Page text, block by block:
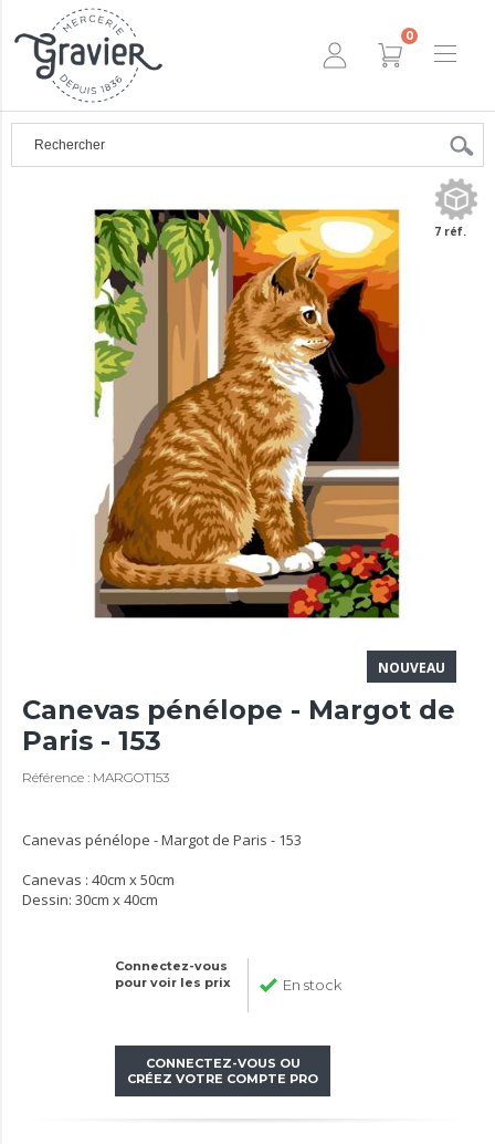
0
7 réf.
NOUVEAU
Canevas pénélope - Margot de
Paris - 153
Référence : MARGOT153
Canevas pénélope - Margot de Paris - 153
Canevas : 40cm x 50cm
Dessin: 30cm x 40cm
Connectez-vous
pour voir les prix
En stock
CONNECTEZ-VOUS OU
CRÉEZ VOTRE COMPTE PRO